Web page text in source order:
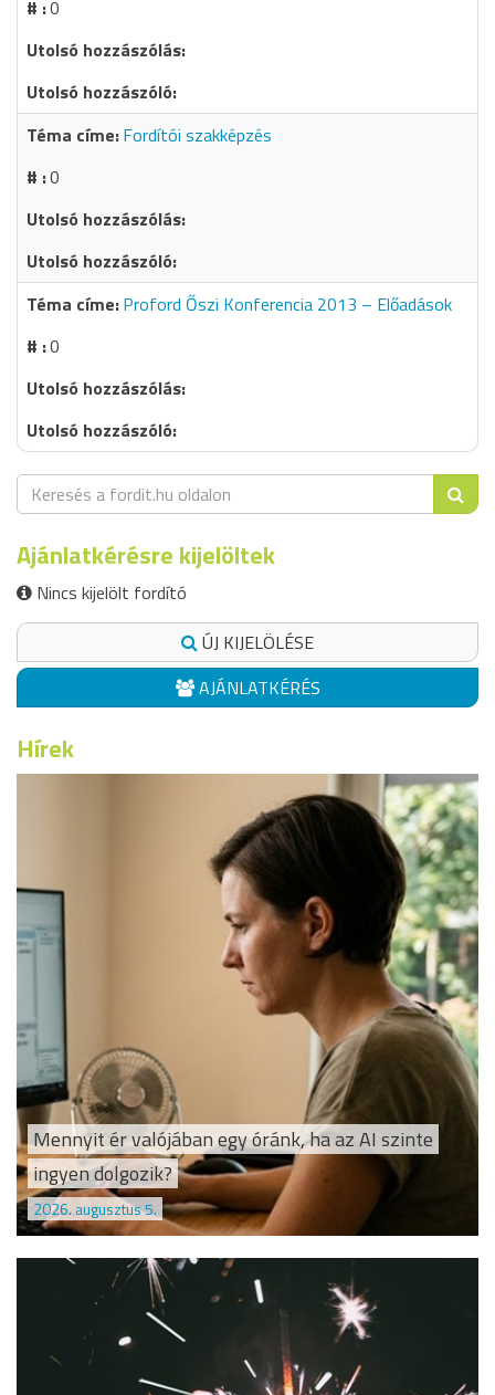
0
Fordítói szakképzés
0
Proford Őszi Konferencia 2013 – Előadások
0
Ajánlatkérésre kijelöltek
Nincs kijelölt fordító
ÚJ KIJELÖLÉSE
AJÁNLATKÉRÉS
Hírek
Mennyit ér valójában egy óránk, ha az AI szinte
ingyen dolgozik?
2026. augusztus 5.